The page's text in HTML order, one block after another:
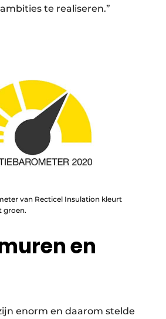
te realiseren.”
van Recticel Insulation kleurt
groen.
en
enorm en daarom stelde